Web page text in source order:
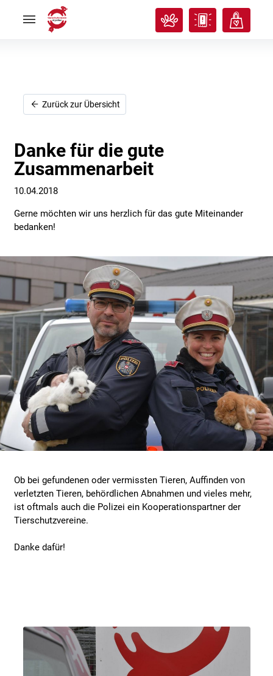
uns
Ich
will
uns
Ich
will
Zurück zur Übersicht
Danke für die gute
Zusammenarbeit
10.04.2018
Gerne möchten wir uns herzlich für das gute Miteinander
bedanken!
Ob bei gefundenen oder vermissten Tieren, Auffinden von
verletzten Tieren, behördlichen Abnahmen und vieles mehr,
ist oftmals auch die Polizei ein Kooperationspartner der
Tierschutzvereine.
Danke dafür!